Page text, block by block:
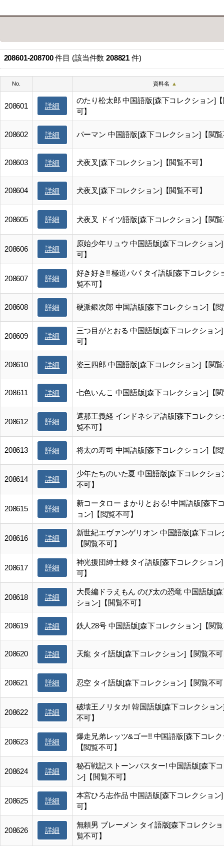
208601-208700件目 (該当件数208821 件)
No. 資料名 ▲
208601 詳細
のたり松太郎 中国語版[森下コレクション]
可】
208602 詳細 パーマン 中国語版[森下コレクション]【閲
208603 詳細 犬夜叉[森下コレクション]【閲覧不可】
208604 詳細 犬夜叉[森下コレクション]【閲覧不可】
208605 詳細 犬夜叉 ドイツ語版[森下コレクション]【閲
208606 詳細
原始少年リュウ 中国語版[森下コレクション
可】
208607 詳細
好き好き!! 極道パパ タイ語版[森下コレクシ
覧不可】
208608 詳細 硬派銀次郎 中国語版[森下コレクション]【
208609 詳細
三つ目がとおる 中国語版[森下コレクション
可】
208610 詳細 姿三四郎 中国語版[森下コレクション]【閲
208611 詳細 七色いんこ 中国語版[森下コレクション]【
208612 詳細
遮那王義経 インドネシア語版[森下コレクシ
覧不可】
208613 詳細 将太の寿司 中国語版[森下コレクション]【
208614 詳細
少年たちのいた夏 中国語版[森下コレクショ
不可】
208615 詳細
新コータロー まかりとおる! 中国語版[森下
ョン]【閲覧不可】
208616 詳細
新世紀エヴァンゲリオン 中国語版[森下コレ
【閲覧不可】
208617 詳細
神光援団紳士録 タイ語版[森下コレクション
可】
208618 詳細
大長編ドラえもん のび太の恐竜 中国語版[
ション]【閲覧不可】
208619 詳細 鉄人28号 中国語版[森下コレクション]【閲
208620 詳細 天龍 タイ語版[森下コレクション]【閲覧不
208621 詳細 忍空 タイ語版[森下コレクション]【閲覧不
208622 詳細
破壊王ノリタカ! 韓国語版[森下コレクショ
不可】
208623 詳細
爆走兄弟レッツ&ゴー!! 中国語版[森下コレ
【閲覧不可】
208624 詳細
秘石戦記ストーンバスター! 中国語版[森下
ン]【閲覧不可】
208625 詳細
本宮ひろ志作品 中国語版[森下コレクション
可】
208626 詳細
無頼男 ブレーメン タイ語版[森下コレクシ
覧不可】